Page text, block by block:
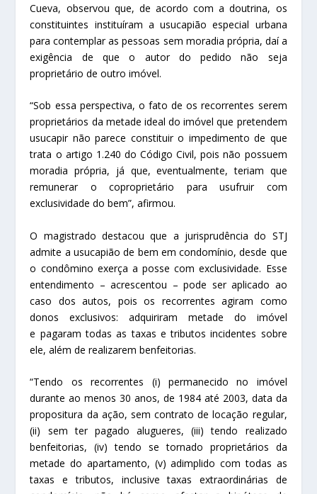
Cueva, observou que, de acordo com a doutrina, os
constituintes instituíram ausucapião especial urbana
para contemplar as pessoas sem moradia própria, daí a
exigência de que o autor do pedido não seja
proprietário de outro imóvel.
“Sob essa perspectiva, o fato de os recorrentes serem
proprietários da metade ideal do imóvel que pretendem
usucapir não parece constituir o impedimento de que
trata o artigo 1.240 do Código Civil, pois não possuem
moradia própria, já que, eventualmente, teriam que
remunerar o coproprietário para usufruir com
exclusividade do bem”, afirmou.
O magistrado destacou que a jurisprudência do STJ
admite a usucapião de bem em condomínio, desde que
o condômino exerça a posse com exclusividade. Esse
entendimento – acrescentou – pode ser aplicado ao
caso dos autos, pois os recorrentes agiram como
donos exclusivos: adquiriram metade do imóvel
e pagaram todas as taxas e tributos incidentes sobre
ele, além de realizarem benfeitorias.
“Tendo os recorrentes (i) permanecido no imóvel
durante ao menos 30 anos, de 1984 até 2003, data da
propositura da ação, sem contrato de locação regular,
(ii) sem ter pagado alugueres, (iii) tendo realizado
benfeitorias, (iv) tendo se tornado proprietários da
metade do apartamento, (v) adimplido com todas as
taxas e tributos, inclusive taxas extraordinárias de